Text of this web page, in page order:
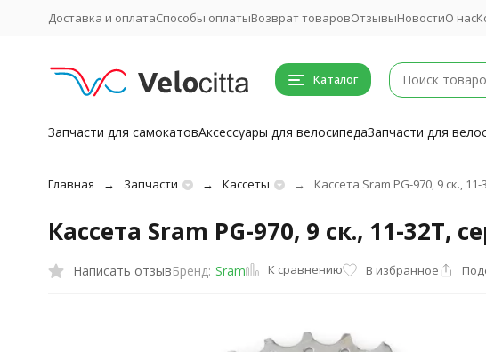
Доставка и оплатаСпособы оплатыВозврат товаровОтзывыНовостиО нас
Каталог
Запчасти для самокатовАксессуары для велосипедаЗапчасти для
Главная Запчасти Кассеты Кассета Sram PG-970, 9 ск.,
Кассета Sram PG-970, 9 ск., 11-32T,
Написать отзывБренд: Sram К сравнению В избранное